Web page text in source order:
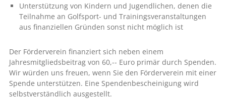
Unterstützung von Kindern und Jugendlichen, denen die
Teilnahme an Golfsport- und Trainingsveranstaltungen
aus finanziellen Gründen sonst nicht möglich ist
Der Förderverein finanziert sich neben einem
Jahresmitgliedsbeitrag von 60,-- Euro primär durch Spenden.
Wir würden uns freuen, wenn Sie den Förderverein mit einer
Spende unterstützen. Eine Spendenbescheinigung wird
selbstverständlich ausgestellt.